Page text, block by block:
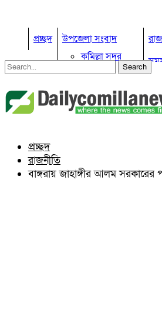
প্রচ্ছদ
উপজেলা সংবাদ
কুমিল্লা সদর
কুমিল্লা সদর দক্ষিণ
ব্রাহ্মণপাড়া
লাকসাম
লালমাই
প্রচ্ছদ
রাজনীতি
বাঙ্গরায় জাহাঙ্গীর আলম সরকারের